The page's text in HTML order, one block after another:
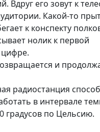
Вдруг его зовут к
Какой-то
к конспекту
нолик к первой
и
радиостанция
в интервале
градусов по Цельсию.